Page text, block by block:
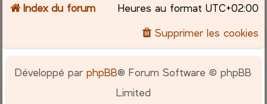
Index du forum Heures au format UTC+02:00
Supprimer les cookies
Développé parphpBB® Forum Software © phpBB
Limited